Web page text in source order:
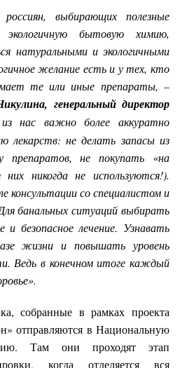
выбирающих полезные
бытовую химию,
натуральными и экологичными
желание есть и у тех, кто
те или иные препараты, –
генеральный директор
нас важно более аккуратно
лекарств: не делать запасы из
препаратов, не покупать «на
никогда не используются!).
консультации со специалистом и
банальных ситуаций выбирать
и безопасное лечение. Узнавать
жизни и повышать уровень
Ведь в конечном итоге каждый
собранные в рамках проекта
отправляются в Национальную
Там они проходят этап
когда отделяется вся